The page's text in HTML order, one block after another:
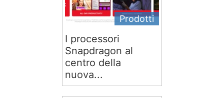
Prodotti
I processori
Snapdragon al
centro della
nuova...